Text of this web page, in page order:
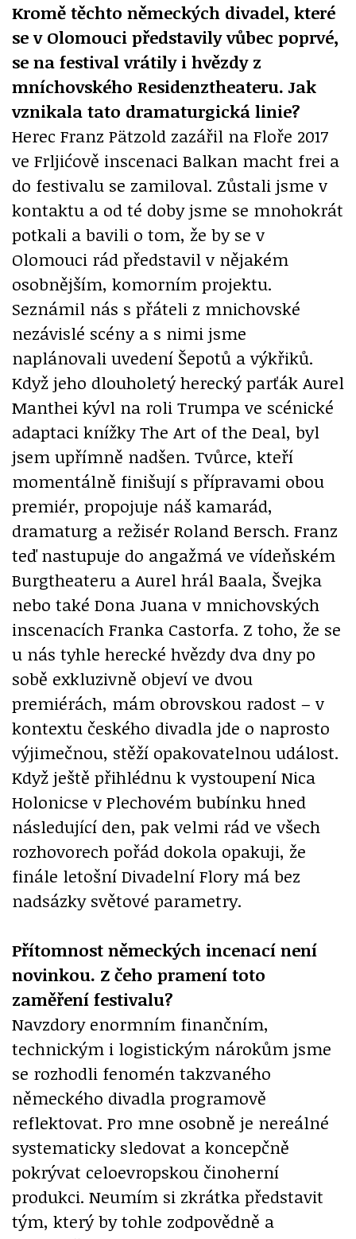
Kromě těchto německých divadel, které
se v Olomouci představily vůbec poprvé,
se na festival vrátily i hvězdy z
mníchovského Residenztheateru. Jak
vznikala tato dramaturgická linie?
Herec Franz Pätzold zazářil na Floře 2017
ve Frljićově inscenaci Balkan macht frei a
do festivalu se zamiloval. Zůstali jsme v
kontaktu a od té doby jsme se mnohokrát
potkali a bavili o tom, že by se v
Olomouci rád představil v nějakém
osobnějším, komorním projektu.
Seznámil nás s přáteli z mnichovské
nezávislé scény a s nimi jsme
naplánovali uvedení Šepotů a výkřiků.
Když jeho dlouholetý herecký parťák Aurel
Manthei kývl na roli Trumpa ve scénické
adaptaci knížky The Art of the Deal, byl
jsem upřímně nadšen. Tvůrce, kteří
momentálně finišují s přípravami obou
premiér, propojuje náš kamarád,
dramaturg a režisér Roland Bersch. Franz
teď nastupuje do angažmá ve vídeňském
Burgtheateru a Aurel hrál Baala, Švejka
nebo také Dona Juana v mnichovských
inscenacích Franka Castorfa. Z toho, že se
u nás tyhle herecké hvězdy dva dny po
sobě exkluzivně objeví ve dvou
premiérách, mám obrovskou radost – v
kontextu českého divadla jde o naprosto
výjimečnou, stěží opakovatelnou událost.
Když ještě přihlédnu k vystoupení Nica
Holonicse v Plechovém bubínku hned
následující den, pak velmi rád ve všech
rozhovorech pořád dokola opakuji, že
finále letošní Divadelní Flory má bez
nadsázky světové parametry.
Přítomnost německých incenací není
novinkou. Z čeho pramení toto
zaměření festivalu?
Navzdory enormním finančním,
technickým i logistickým nárokům jsme
se rozhodli fenomén takzvaného
německého divadla programově
reflektovat. Pro mne osobně je nereálné
systematicky sledovat a koncepčně
pokrývat celoevropskou činoherní
produkci. Neumím si zkrátka představit
tým, který by tohle zodpovědně a